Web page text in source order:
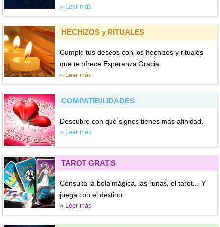
» Leer más
HECHIZOS y RITUALES
Cumple tus deseos con los hechizos y rituales
que te ofrece Esperanza Gracia.
» Leer más
COMPATIBILIDADES
Descubre con qué signos tienes más afinidad.
» Leer más
TAROT GRATIS
Consulta la bola mágica, las runas, el tarot… Y
juega con el destino.
» Leer más